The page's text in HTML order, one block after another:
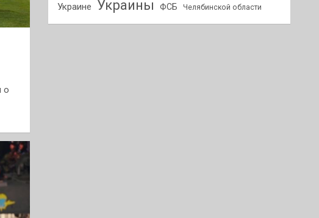
о
Украине Украины ФСБ Челябинской области